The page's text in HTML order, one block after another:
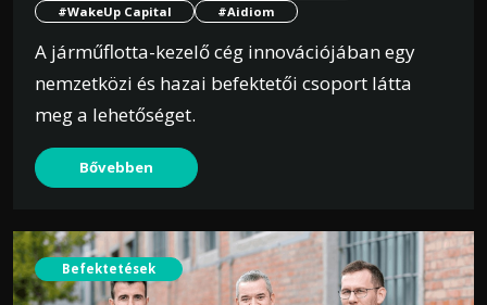
#WakeUp Capital
#Aidiom
A járműflotta-kezelő cég innovációjában egy
nemzetközi és hazai befektetői csoport látta
meg a lehetőséget.
Bővebben
Befektetések